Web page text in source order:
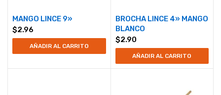
MANGO LINCE 9»
$2.96
AÑADIR AL CARRITO
BROCHA LINCE 4» MANGO
BLANCO
$2.90
AÑADIR AL CARRITO